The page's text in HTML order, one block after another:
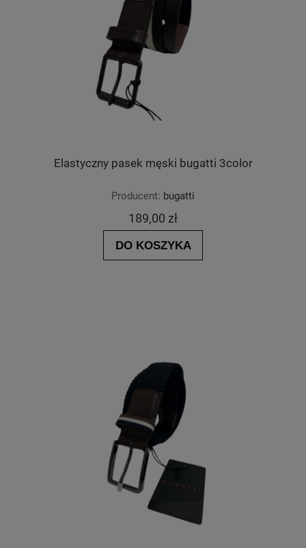
Elastyczny pasek męski bugatti 3color
Producent: bugatti
189,00 zł
DO KOSZYKA